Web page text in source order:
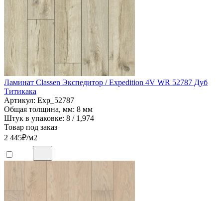
Ламинат Classen Экспедитор / Expedition 4V WR 52787 Дуб
Титикака
Артикул: Exp_52787
Общая толщина, мм: 8 мм
Штук в упаковке: 8 / 1,974
Товар под заказ
2 445₽/м2